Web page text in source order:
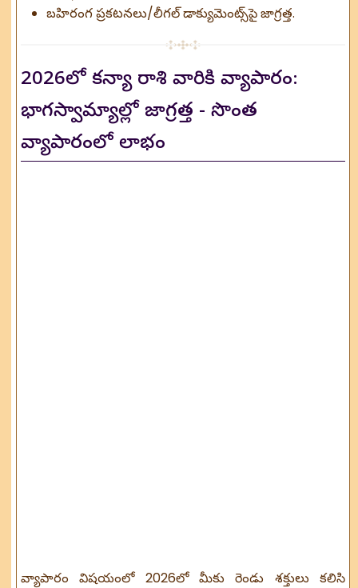
బహిరంగ ప్రకటనలు/లీగల్ డాక్యుమెంట్స్‌పై జాగ్రత్త.
2026లో కన్యా రాశి వారికి వ్యాపారం:
భాగస్వామ్యాల్లో జాగ్రత్త - సొంత
వ్యాపారంలో లాభం
వ్యాపారం విషయంలో 2026లో మీకు రెండు శక్తులు కలిసి